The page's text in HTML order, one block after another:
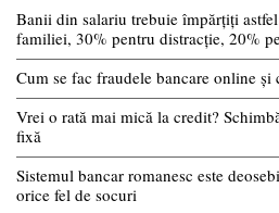
Banii din salariu trebuie împărțiți
familiei, 30% pentru distracție, 20%
Cum se fac fraudele bancare online și
Vrei o rată mai mică la credit?
fixă
Sistemul bancar romanesc este
orice fel de socuri